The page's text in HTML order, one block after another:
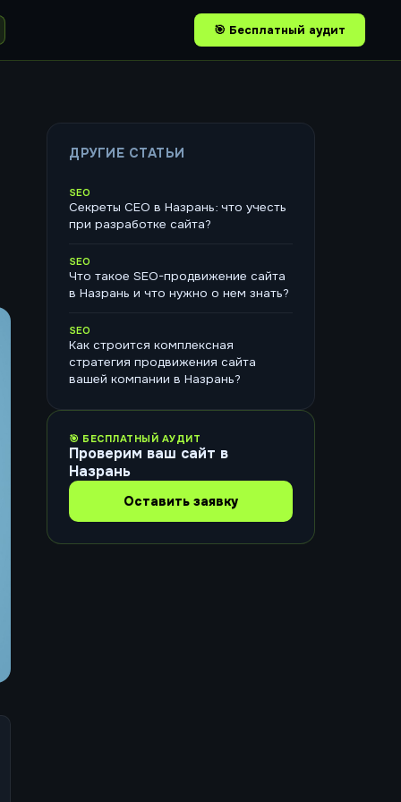
🎯 Бесплатный аудит
ДРУГИЕ СТАТЬИ
SEO
Секреты СЕО в Назрань: что учесть
при разработке сайта?
SEO
Что такое SEO-продвижение сайта
в Назрань и что нужно о нем знать?
SEO
Как строится комплексная
стратегия продвижения сайта
вашей компании в Назрань?
🎯 БЕСПЛАТНЫЙ АУДИТ
Проверим ваш сайт в
Назрань
Оставить заявку